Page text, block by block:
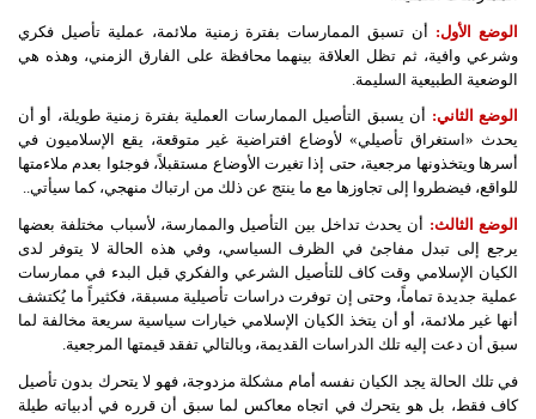
الوضع الأول: أن تسبق الممارسات بفترة زمنية ملائمة، عملية تأصيل فكري
وشرعي وافية، ثم تظل العلاقة بينهما محافظة على الفارق الزمني، وهذه هي
الوضعية الطبيعية السليمة.
الوضع الثاني: أن يسبق التأصيل الممارسات العملية بفترة زمنية طويلة، أو أن
يحدث «استغراق تأصيلي» لأوضاع افتراضية غير متوقعة، يقع الإسلاميون في
أسرها ويتخذونها مرجعية، حتى إذا تغيرت الأوضاع مستقبلاً، فوجئوا بعدم ملاءمتها
للواقع، فيضطروا إلى تجاوزها مع ما ينتج عن ذلك من ارتباك منهجي، كما سيأتي..
الوضع الثالث: أن يحدث تداخل بين التأصيل والممارسة، لأسباب مختلفة بعضها
يرجع إلى تبدل مفاجئ في الظرف السياسي، وفي هذه الحالة لا يتوفر لدى
الكيان الإسلامي وقت كاف للتأصيل الشرعي والفكري قبل البدء في ممارسات
عملية جديدة تماماً، وحتى إن توفرت دراسات تأصيلية مسبقة، فكثيراً ما يُكتشف
أنها غير ملائمة، أو أن يتخذ الكيان الإسلامي خيارات سياسية سريعة مخالفة لما
سبق أن دعت إليه تلك الدراسات القديمة، وبالتالي تفقد قيمتها المرجعية.
في تلك الحالة يجد الكيان نفسه أمام مشكلة مزدوجة، فهو لا يتحرك بدون تأصيل
كاف فقط، بل هو يتحرك في اتجاه معاكس لما سبق أن قرره في أدبياته طيلة